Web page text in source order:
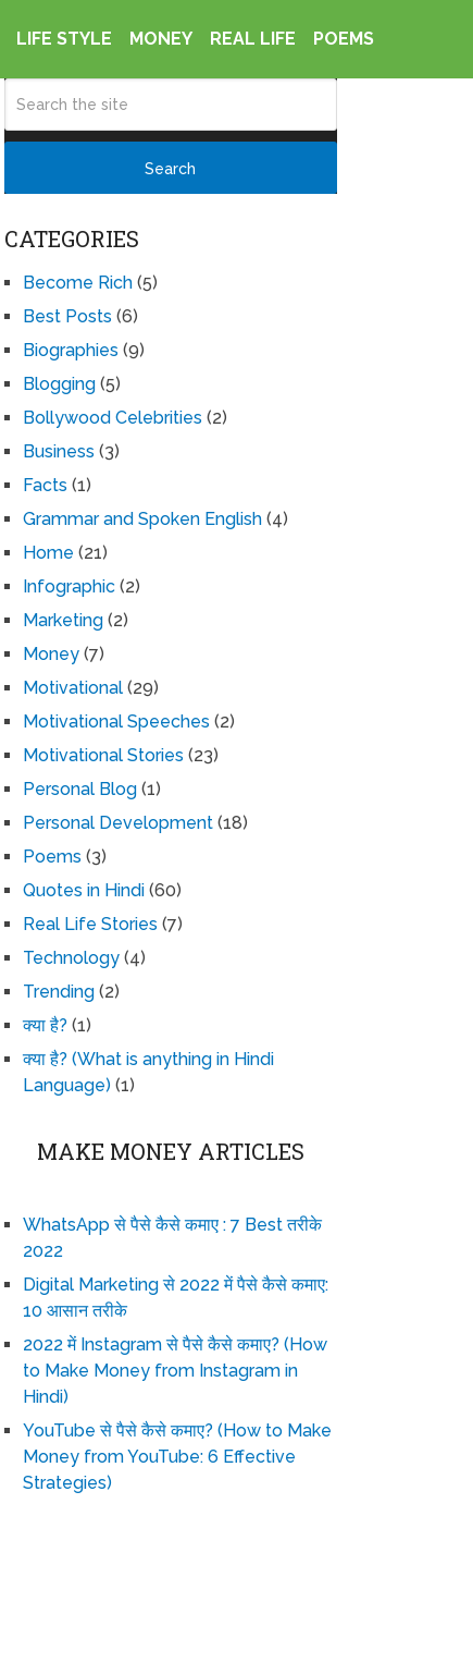
LIFE STYLE MONEY REAL LIFE POEMS
CATEGORIES
Become Rich(5)
Best Posts (6)
Biographies (9)
Blogging(5)
Bollywood Celebrities (2)
Business (3)
Facts (1)
Grammar and Spoken English(4)
Home (21)
Infographic(2)
Marketing(2)
Money(7)
Motivational(29)
Motivational Speeches (2)
Motivational Stories (23)
Personal Blog(1)
Personal Development(18)
Poems (3)
Quotes in Hindi(60)
Real Life Stories (7)
Technology(4)
Trending(2)
क्या है? (1)
क्या है? (What is anything in Hindi
Language)(1)
MAKE MONEY ARTICLES
WhatsApp से पैसे कैसे कमाए : 7 Best तरीके
2022
Digital Marketing से 2022 में पैसे कैसे कमाए:
10 आसान तरीके
2022 में Instagram से पैसे कैसे कमाए? (How
to Make Money from Instagram in
Hindi)
YouTube से पैसे कैसे कमाए? (How to Make
Money from YouTube: 6 Effective
Strategies)